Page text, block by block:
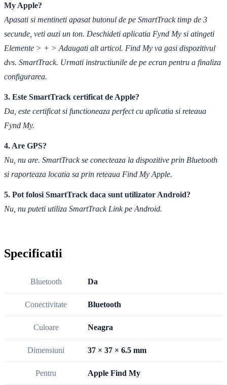
My Apple?
Apasati si mentineti apasat butonul de pe SmartTrack timp de 3
secunde, veti auzi un ton. Deschideti aplicatia Fynd My si atingeti
Elemente > + > Adaugati alt articol. Find My va gasi dispozitivul
dvs. SmartTrack. Urmati instructiunile de pe ecran pentru a finaliza
configurarea.
3. Este SmartTrack certificat de Apple?
Da, este certificat si functioneaza perfect cu aplicatia si reteaua
Fynd My.
4. Are GPS?
Nu, nu are. SmartTrack se conecteaza la dispozitive prin Bluetooth
si raporteaza locatia sa prin reteaua Find My Apple.
5. Pot folosi SmartTrack daca sunt utilizator Android?
Nu, nu puteti utiliza SmartTrack Link pe Android.
Specificatii
Bluetooth Da
Conectivitate Bluetooth
Culoare Neagra
Dimensiuni 37 × 37 × 6.5 mm
Pentru Apple Find My